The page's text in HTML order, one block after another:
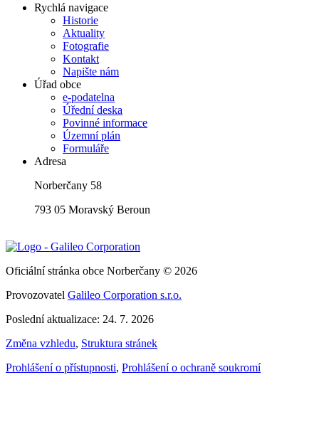
Rychlá navigace
Historie
Aktuality
Fotografie
Kontakt
Napište nám
Úřad obce
e-podatelna
Úřední deska
Povinné informace
Územní plán
Formuláře
Adresa
Norberčany 58
793 05 Moravský Beroun
Oficiální stránka obce Norberčany © 2026
Provozovatel Galileo Corporation s.r.o.
Poslední aktualizace: 24. 7. 2026
Změna vzhledu, Struktura stránek
Prohlášení o přístupnosti, Prohlášení o ochraně soukromí